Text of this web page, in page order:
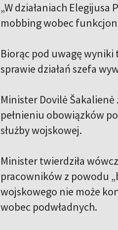
„W działaniach
mobbing wobec
Biorąc pod uwagę
sprawie działań szefa
Minister Dovilė Šakalienė
pełnieniu obowiązków
służby wojskowej.
Minister twierdziła
pracowników z powodu
wojskowego nie może
wobec podwładnych.